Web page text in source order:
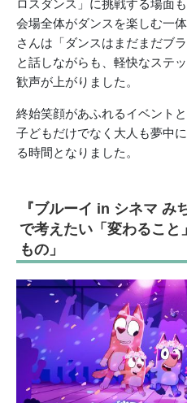
ロスダンス」に挑戦する場面
会場全体がダンスを楽しむ一
さんは「ダンスはまだまだブ
と話しながらも、軽快なステ
歓声が上がりました。
終始笑顔があふれるイベント
子どもだけでなく大人も夢中
る時間となりました。
『ブルーイ in シネマ み
で考えたい「変わるこ
もの」